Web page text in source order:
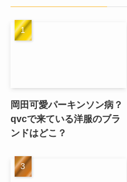
岡田可愛パーキンソン病？
qvcで来ている洋服のブラ
ンドはどこ？